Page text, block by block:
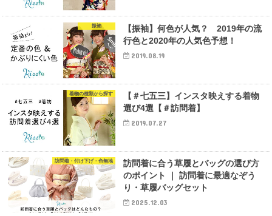
振袖
【振袖】何色が人気？ 2019年の流
行色と2020年の人気色予想！
2019.08.19
着物の種類から探す
【＃七五三】インスタ映えする着物
選び4選【＃訪問着】
2019.07.27
訪問着・付け下げ・色無地
訪問着に合う草履とバッグの選び方
のポイント ｜ 訪問着に最適なぞう
り・草履バッグセット
2025.12.03